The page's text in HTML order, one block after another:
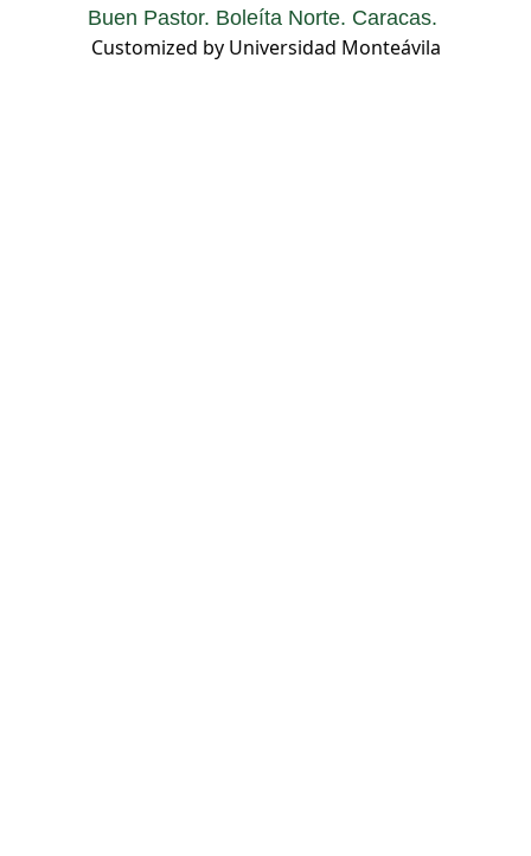
Buen Pastor. Boleíta Norte. Caracas.
Customized by Universidad Monteávila